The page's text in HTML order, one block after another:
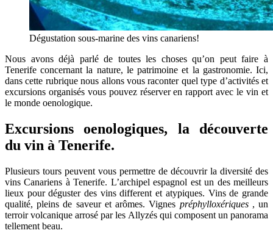
Dégustation sous-marine des vins canariens!
Nous avons déjà parlé de toutes les choses qu’on peut faire à
Tenerife concernant la nature, le patrimoine et la gastronomie. Ici,
dans cette rubrique nous allons vous raconter quel type d’activités et
excursions organisés vous pouvez réserver en rapport avec le vin et
le monde oenologique.
Excursions oenologiques, la découverte
du vin à Tenerife.
Plusieurs tours peuvent vous permettre de découvrir la diversité des
vins Canariens à Tenerife. L’archipel espagnol est un des meilleurs
lieux pour déguster des vins different et atypiques. Vins de grande
qualité, pleins de saveur et arômes. Vignes préphylloxériques, un
terroir volcanique arrosé par les Allyzés qui composent un panorama
tellement beau.